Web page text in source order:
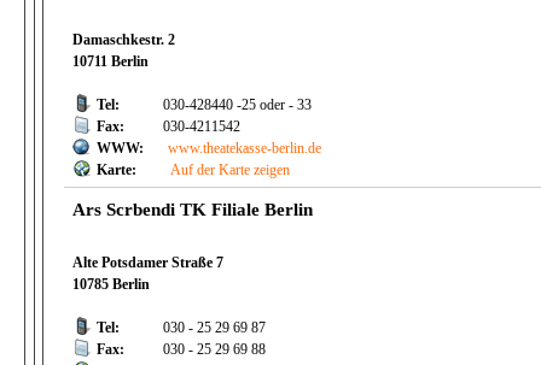
Damaschkestr. 2
10711 Berlin
Tel:
030-428440 -25 oder - 33
Fax:
030-4211542
WWW:
www.theatekasse-berlin.de
Karte:
Auf der Karte zeigen
Ars Scrbendi TK Filiale Berlin
Alte Potsdamer Straße 7
10785 Berlin
Tel:
030 - 25 29 69 87
Fax:
030 - 25 29 69 88